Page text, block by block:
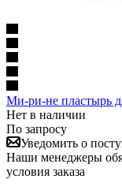
Ми-ри-не пластырь
Нет в наличии
По запросу
Уведомить о
Наши менеджеры
условия заказа